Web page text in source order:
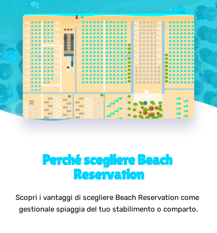
Perché scegliere Beach
Reservation
Scopri i vantaggi di scegliere Beach Reservation come
gestionale spiaggia del tuo stabilimento o comparto.